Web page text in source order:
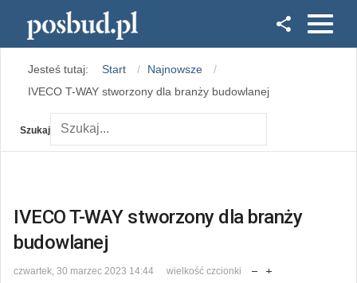
Instagram
Jesteś tutaj: Start
Najnowsze
IVECO T-WAY stworzony dla branży budowlanej
Szukaj
IVECO T-WAY stworzony dla branży
budowlanej
czwartek, 30 marzec 2023 14:44
wielkość czcionki